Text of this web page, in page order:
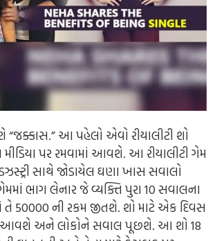
આ પહેલો એવો રીયાલીટી શો
પર રમવામાં આવશે. આ રીયાલીટી ગેમ
સાથે જોડાયેલ ઘણા ખાસ સવાલો
ભાગ લેનાર જે વ્યક્તિ પુરા 10 સવાલના
50000 ની રકમ જીતશે. શો માટે એક દિવસ
આવશે અને લોકોને સવાલ પૂછશે. આ શો 18